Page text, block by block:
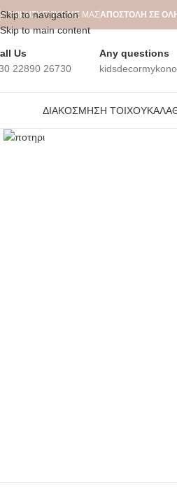
Skip to navigation
Skip to main content
ΑΡΧΙΚΉΣΧΕΤΙΚΆ ΜΕ ΜΑΣΑΠΟΣΤΟΛΗ ΣΕ
Us
22890 26730
Any questions
ΔΙΑΚΌΣΜΗΣΗ ΤΟΊΧΟΥ
Click to enlarge